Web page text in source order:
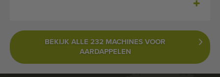
BEKIJK ALLE 232 MACHINES VOOR
AARDAPPELEN